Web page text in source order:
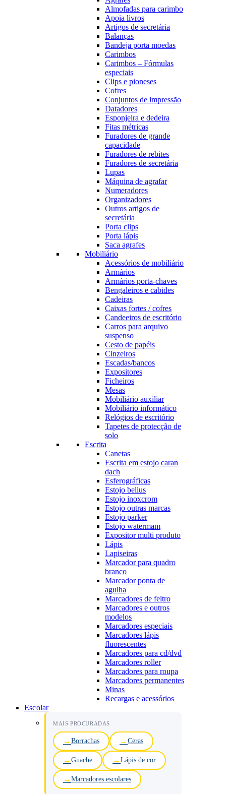
Almofadas para carimbo
Apoia livros
Artigos de secretária
Balanças
Bandeja porta moedas
Carimbos
Carimbos – Fórmulas
especiais
Clips e pioneses
Cofres
Conjuntos de impressão
Datadores
Esponjeira e dedeira
Fitas métricas
Furadores de grande
capacidade
Furadores de rebites
Furadores de secretária
Lupas
Máquina de agrafar
Numeradores
Organizadores
Outros artigos de
secretária
Porta clips
Porta lápis
Saca agrafes
Mobiliário
Acessórios de mobiliário
Armários
Armários porta-chaves
Bengaleiros e cabides
Cadeiras
Caixas fortes / cofres
Candeeiros de escritório
Carros para arquivo
suspenso
Cesto de papéis
Cinzeiros
Escadas/bancos
Expositores
Ficheiros
Mesas
Mobiliário auxiliar
Mobiliário informático
Relógios de escritório
Tapetes de protecção de
solo
Escrita
Canetas
Escrita em estojo caran
dach
Esferográficas
Estojo belius
Estojo inoxcrom
Estojo outras marcas
Estojo parker
Estojo watermam
Expositor multi produto
Lápis
Lapiseiras
Marcador para quadro
branco
Marcador ponta de
agulha
Marcadores de feltro
Marcadores e outros
modelos
Marcadores especiais
Marcadores lápis
fluorescentes
Marcadores para cd/dvd
Marcadores roller
Marcadores para roupa
Marcadores permanentes
Minas
Recargas e acessórios
Escolar
MAIS PROCURADAS
Borrachas Ceras
Guache Lápis de cor
Marcadores escolares